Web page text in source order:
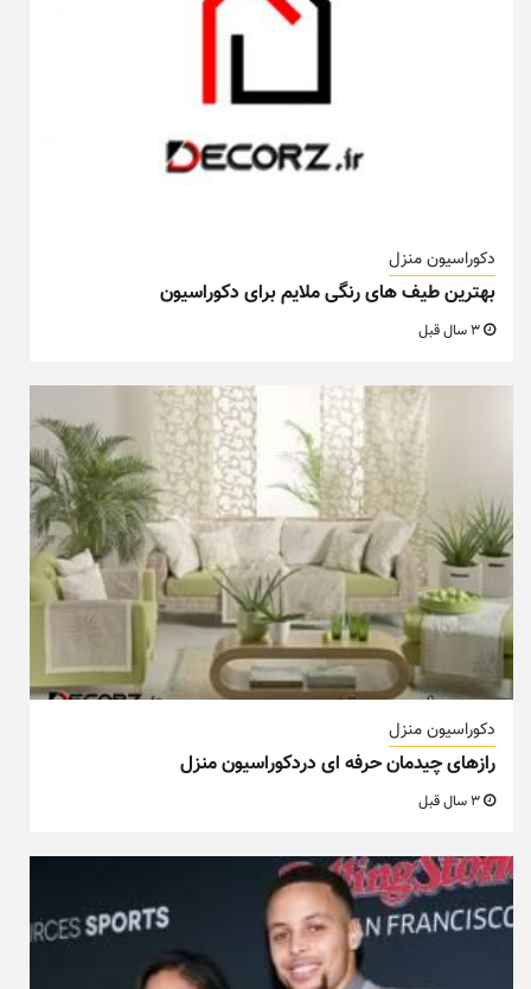
دکوراسیون منزل
بهترین طیف های رنگی ملایم برای دکوراسیون
دکوراسیون منزل
رازهای چیدمان حرفه ای دردکوراسیون منزل